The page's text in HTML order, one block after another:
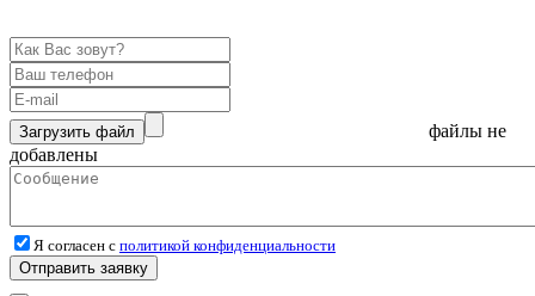
Загрузить файл
файлы не
добавлены
Я согласен с политикой конфиденциальности
Отправить заявку